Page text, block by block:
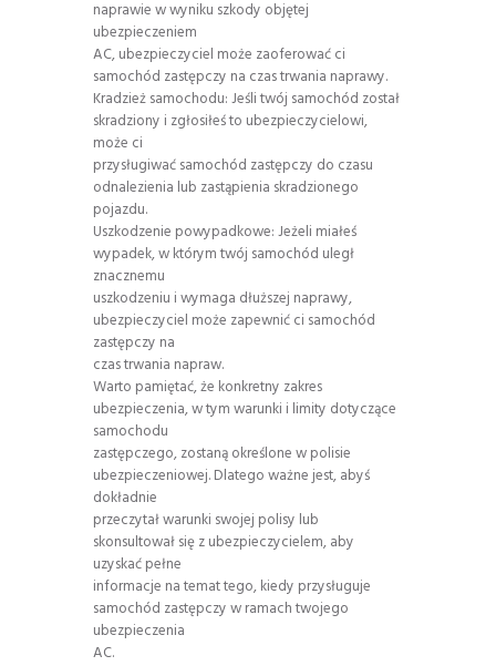
naprawie w wyniku szkody objętej
ubezpieczeniem
AC, ubezpieczyciel może zaoferować ci
samochód zastępczy na czas trwania naprawy.
Kradzież samochodu: Jeśli twój samochód został
skradziony i zgłosiłeś to ubezpieczycielowi,
może ci
przysługiwać samochód zastępczy do czasu
odnalezienia lub zastąpienia skradzionego
pojazdu.
Uszkodzenie powypadkowe: Jeżeli miałeś
wypadek, w którym twój samochód uległ
znacznemu
uszkodzeniu i wymaga dłuższej naprawy,
ubezpieczyciel może zapewnić ci samochód
zastępczy na
czas trwania napraw.
Warto pamiętać, że konkretny zakres
ubezpieczenia, w tym warunki i limity dotyczące
samochodu
zastępczego, zostaną określone w polisie
ubezpieczeniowej. Dlatego ważne jest, abyś
dokładnie
przeczytał warunki swojej polisy lub
skonsultował się z ubezpieczycielem, aby
uzyskać pełne
informacje na temat tego, kiedy przysługuje
samochód zastępczy w ramach twojego
ubezpieczenia
AC.